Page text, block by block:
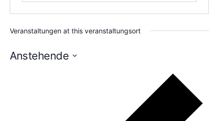
Veranstaltungen at this veranstaltungsort
Anstehende